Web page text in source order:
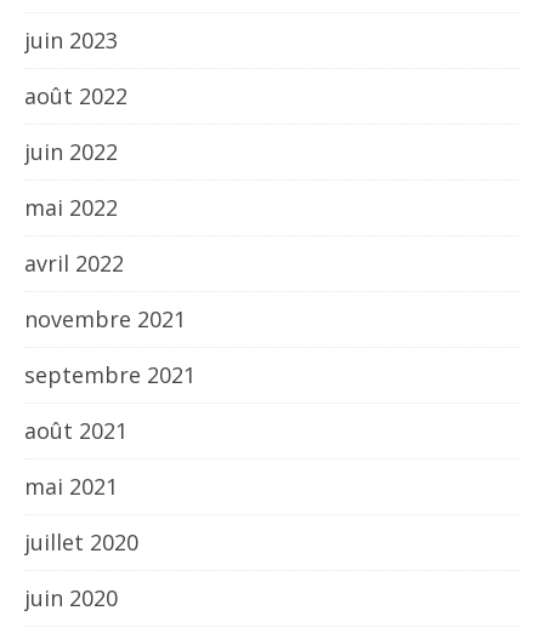
juin 2023
août 2022
juin 2022
mai 2022
avril 2022
novembre 2021
septembre 2021
août 2021
mai 2021
juillet 2020
juin 2020